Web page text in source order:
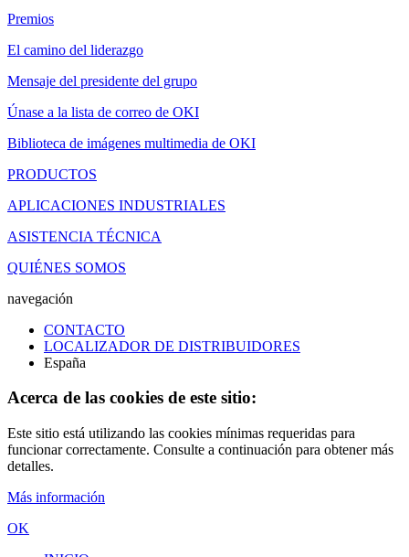
Premios
El camino del liderazgo
Mensaje del presidente del grupo
Únase a la lista de correo de OKI
Biblioteca de imágenes multimedia de OKI
PRODUCTOS
APLICACIONES INDUSTRIALES
ASISTENCIA TÉCNICA
QUIÉNES SOMOS
navegación
CONTACTO
LOCALIZADOR DE DISTRIBUIDORES
España
Acerca de las cookies de este sitio:
Este sitio está utilizando las cookies mínimas requeridas para
funcionar correctamente. Consulte a continuación para obtener más
detalles.
Más información
OK